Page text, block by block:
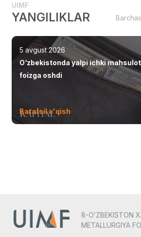
UIMF
YANGILIKLAR
5 avgust 2026
O‘zbekistonda yalpi ichki
foizga oshdi
Batafsil o'qish
8-O’ZBEKISTON
METALLURGIYA